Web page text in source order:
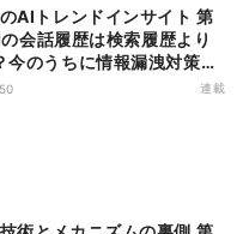
会話履歴は検索履歴より
今のうちに情報漏洩対策を
う
連載